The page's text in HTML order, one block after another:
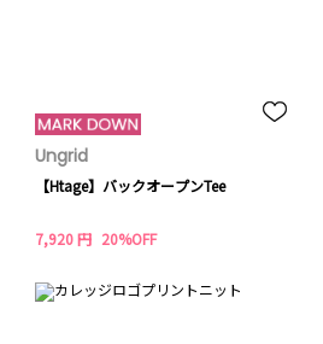
Ungrid
【Htage】バックオープンTee
7,920 円 20%OFF